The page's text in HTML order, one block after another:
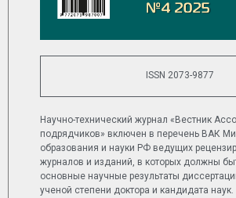
ISSN 2073-9877
Научно-технический журнал «Вестник
подрядчиков» включен в перечень ВАК
образования и науки РФ ведущих
журналов и изданий, в которых должны
основные научные результаты
ученой степени доктора и кандидата наук.